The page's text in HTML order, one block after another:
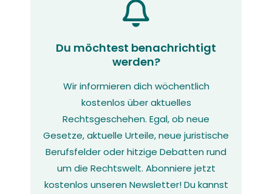
Du möchtest benachrichtigt
werden?
Wir informieren dich wöchentlich
kostenlos über aktuelles
Rechtsgeschehen. Egal, ob neue
Gesetze, aktuelle Urteile, neue juristische
Berufsfelder oder hitzige Debatten rund
um die Rechtswelt. Abonniere jetzt
kostenlos unseren Newsletter! Du kannst